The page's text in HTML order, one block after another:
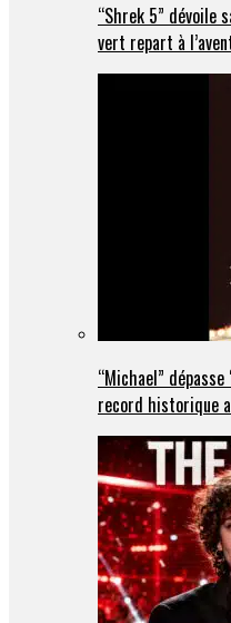
“Shrek 5” dévoile
vert repart à
“Michael”
record historique